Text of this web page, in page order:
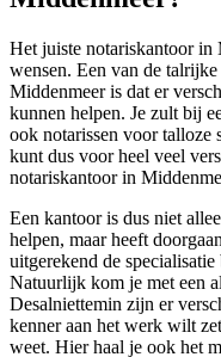
Het juiste notariskantoor in
wensen. Een van de
Middenmeer is dat er
kunnen helpen. Je zult bij
ook notarissen voor talloze
kunt dus voor heel veel
notariskantoor in
Een kantoor is dus niet
helpen, maar heeft
uitgerekend de
Natuurlijk kom je met een
Desalniettemin zijn er
kenner aan het werk wilt
weet. Hier haal je ook het